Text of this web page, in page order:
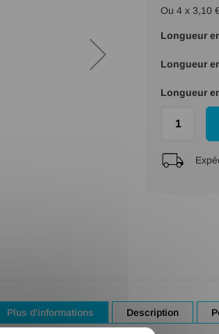
Ou 4 x 3,10
Longueur
Longueur
Longueur
Plus d'informations Description